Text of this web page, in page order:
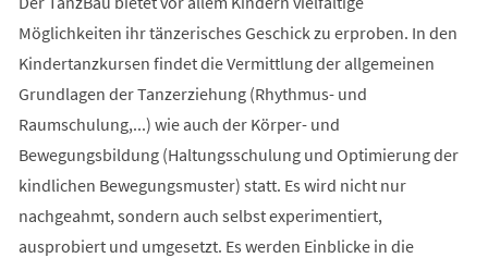
Möglichkeiten ihr tänzerisches Geschick zu erproben. In den
Kindertanzkursen findet die Vermittlung der allgemeinen
Grundlagen der Tanzerziehung (Rhythmus- und
Raumschulung,...) wie auch der Körper- und
Bewegungsbildung (Haltungsschulung und Optimierung der
kindlichen Bewegungsmuster) statt. Es wird nicht nur
nachgeahmt, sondern auch selbst experimentiert,
ausprobiert und umgesetzt. Es werden Einblicke in die